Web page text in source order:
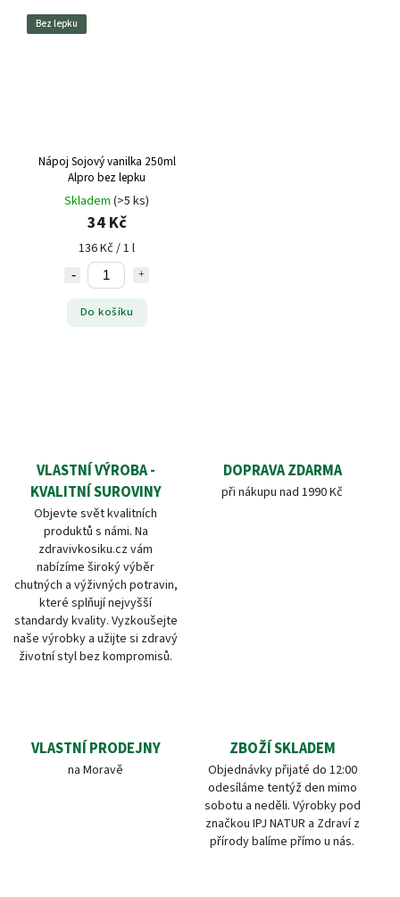
Bez lepku
Nápoj Sojový vanilka 250ml
Alpro bez lepku
Skladem (>5 ks)
34 Kč
136 Kč / 1 l
Do košíku
VLASTNÍ VÝROBA -
KVALITNÍ SUROVINY
Objevte svět kvalitních
produktů s námi. Na
zdravivkosiku.cz vám
nabízíme široký výběr
chutných a výživných potravin,
které splňují nejvyšší
standardy kvality. Vyzkoušejte
naše výrobky a užijte si zdravý
životní styl bez kompromisů.
DOPRAVA ZDARMA
při nákupu nad 1990 Kč
VLASTNÍ PRODEJNY
na Moravě
ZBOŽÍ SKLADEM
Objednávky přijaté do 12:00
odesíláme tentýž den mimo
sobotu a neděli. Výrobky pod
značkou IPJ NATUR a Zdraví z
přírody balíme přímo u nás.